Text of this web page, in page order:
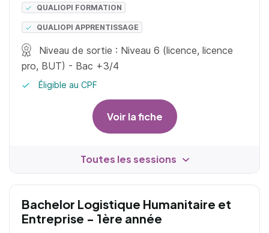
QUALIOPI FORMATION
QUALIOPI APPRENTISSAGE
Niveau de sortie : Niveau 6 (licence, licence
pro, BUT) - Bac +3/4
Éligible au CPF
Voir la fiche
Toutes les sessions
Bachelor Logistique Humanitaire et
Entreprise - 1ère année